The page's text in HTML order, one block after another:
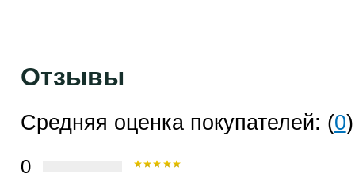
Отзывы
Средняя оценка покупателей: (0)
0